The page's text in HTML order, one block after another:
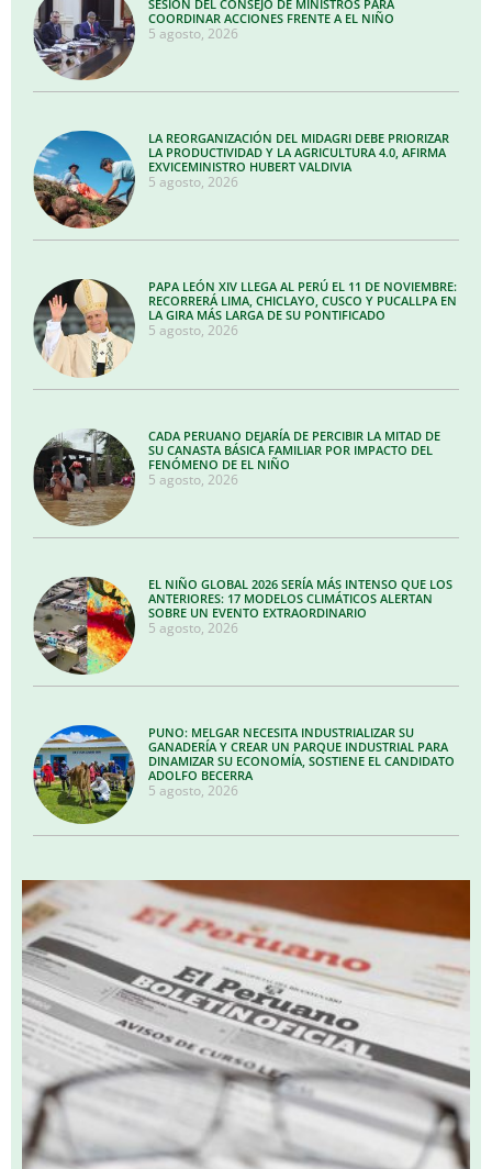
SESIÓN DEL CONSEJO DE MINISTROS PARA
COORDINAR ACCIONES FRENTE A EL NIÑO
5 agosto, 2026
LA REORGANIZACIÓN DEL MIDAGRI DEBE PRIORIZAR
LA PRODUCTIVIDAD Y LA AGRICULTURA 4.0, AFIRMA
EXVICEMINISTRO HUBERT VALDIVIA
5 agosto, 2026
PAPA LEÓN XIV LLEGA AL PERÚ EL 11 DE NOVIEMBRE:
RECORRERÁ LIMA, CHICLAYO, CUSCO Y PUCALLPA EN
LA GIRA MÁS LARGA DE SU PONTIFICADO
5 agosto, 2026
CADA PERUANO DEJARÍA DE PERCIBIR LA MITAD DE
SU CANASTA BÁSICA FAMILIAR POR IMPACTO DEL
FENÓMENO DE EL NIÑO
5 agosto, 2026
EL NIÑO GLOBAL 2026 SERÍA MÁS INTENSO QUE LOS
ANTERIORES: 17 MODELOS CLIMÁTICOS ALERTAN
SOBRE UN EVENTO EXTRAORDINARIO
5 agosto, 2026
PUNO: MELGAR NECESITA INDUSTRIALIZAR SU
GANADERÍA Y CREAR UN PARQUE INDUSTRIAL PARA
DINAMIZAR SU ECONOMÍA, SOSTIENE EL CANDIDATO
ADOLFO BECERRA
5 agosto, 2026